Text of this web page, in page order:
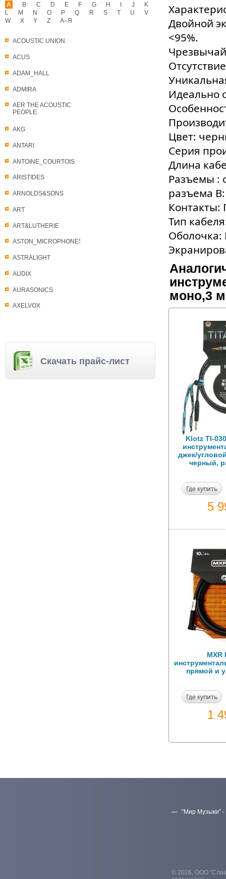
A
ACOUSTIC UNION
ACUS
ADAM_HALL
ADMIRA
AER THE ACOUSTIC
PEOPLE
AKG
ANTARI
ANTOINE_COURTOIS
ARISTIDES
ARNOLDS&SONS
ART
ART&LUTHERIE
ASTON_MICROPHONES
ASTRALIGHT
AUDIX
AURASONICS
AXELVOX
B C D E F G H J
K
L
M N O P Q R S T U
V
W
X Y Z А–Я
Скачать прайс-лист
Двойной
<95%.
Идеально
Цвет:
Серия
Длина
Разъемы :
разъема
Контакты:
Тип
Оболочка:
моно,3
Klotz TI-
джек/
черный,
Где купить
5
MXR
прямой и
Где купить
1
"Мир Музыки" -
© 2026, ООО